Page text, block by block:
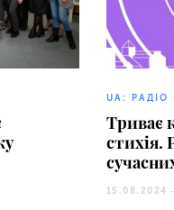
UA: РАДІО
Триває
стихія.
15.08.2024 -